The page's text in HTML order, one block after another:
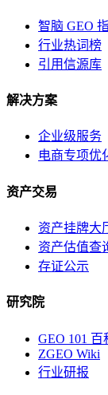
智脑 GEO
行业热词榜
引用信源库
解决方案
企业级服务
电商专项优
资产交易
资产挂牌大
资产估值查
存证公示
研究院
GEO 101 百
ZGEO Wiki
行业研报